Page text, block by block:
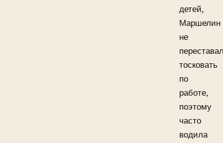
детей,
Маршелин
не
тосковать
по
работе,
поэтому
часто
водила